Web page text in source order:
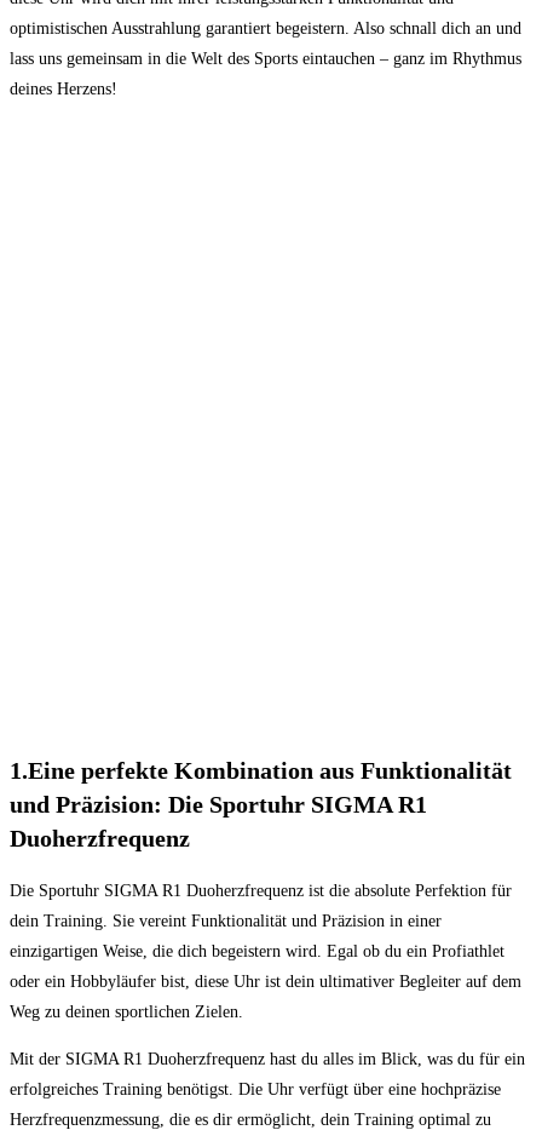
optimistischen Ausstrahlung garantiert begeistern. Also schnall dich an und
lass uns gemeinsam in die Welt des Sports eintauchen – ganz im Rhythmus
deines Herzens!
1.Eine perfekte Kombination aus Funktionalität
und Präzision: Die Sportuhr SIGMA R1
Duoherzfrequenz
Die Sportuhr SIGMA R1 Duoherzfrequenz ist die absolute Perfektion für
dein Training. Sie vereint Funktionalität und Präzision in einer
einzigartigen Weise, die dich begeistern wird. Egal ob du ein Profiathlet
oder ein Hobbyläufer bist, diese Uhr ist dein ultimativer Begleiter auf dem
Weg zu deinen sportlichen Zielen.
Mit der SIGMA R1 Duoherzfrequenz hast du alles im Blick, was du für ein
erfolgreiches Training benötigst. Die Uhr verfügt über eine hochpräzise
Herzfrequenzmessung, die es dir ermöglicht, dein Training optimal zu